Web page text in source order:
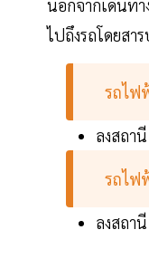
นอกจากเดินทา
ไปถึงรถโดยสา
รถไฟ
ลงสถา
รถไฟ
ลงสถา